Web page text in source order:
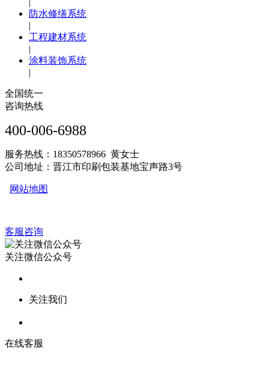
|
防水修缮系统
|
工程建材系统
|
涂料装饰系统
|
全国统一
咨询热线
400-006-6988
服务热线：18350578966 黄女士
公司地址：晋江市印刷包装基地宝声路3号
网站地图
客服咨询
关注微信公众号
关注我们
在线客服